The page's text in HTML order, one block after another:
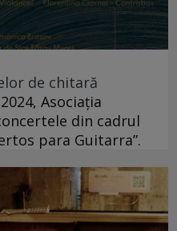
de chitară
Asociația
din cadrul
para Guitarra”.